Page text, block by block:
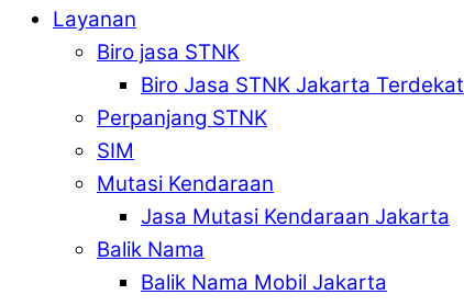
Layanan
Biro jasa STNK
Biro Jasa STNK Jakarta Terdekat
Perpanjang STNK
SIM
Mutasi Kendaraan
Jasa Mutasi Kendaraan Jakarta
Balik Nama
Balik Nama Mobil Jakarta